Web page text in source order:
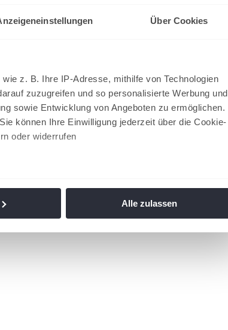
Über Cookies
z. B. Ihre IP-Adresse, mithilfe von Technologien
zuzugreifen und so personalisierte Werbung und
sowie Entwicklung von Angeboten zu ermöglichen.
können Ihre Einwilligung jederzeit über die Cookie-
oder widerrufen
weiter. Unsere Partner führen diese Informationen
Alle zulassen